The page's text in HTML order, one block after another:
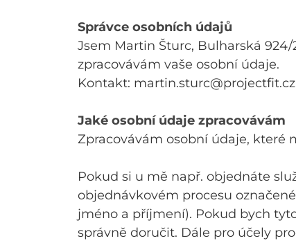
Správce osobních údajů
Jsem Martin Šturc, Bulharská 924/
zpracovávám vaše osobní údaje.
Kontakt: martin.sturc@projectfit.cz
Jaké osobní údaje zpracovávám
Zpracovávám osobní údaje, které
Pokud si u mě např. objednáte
objednávkovém procesu
jméno a příjmení). Pokud bych
správně doručit. Dále pro účely